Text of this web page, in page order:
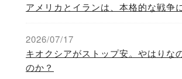
アメリカとイランは、本格的な戦争
2026/07/17
キオクシアがストップ安。やはりな
のか？